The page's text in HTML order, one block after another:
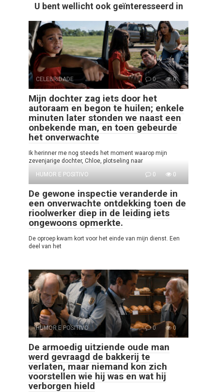
U bent wellicht ook geïnteresseerd in
CELEBRIDADE 0 0
Mijn dochter zag iets door het
autoraam en begon te huilen; enkele
minuten later stonden we naast een
onbekende man, en toen gebeurde
het onverwachte
Ik herinner me nog steeds het moment waarop mijn
zevenjarige dochter, Chloe, plotseling naar
HUMOR E POSITIVO
0 0
De gewone inspectie veranderde in
een onverwachte ontdekking toen de
rioolwerker diep in de leiding iets
ongewoons opmerkte.
De oproep kwam kort voor het einde van mijn dienst. Een
deel van het
HUMOR E POSITIVO 0 0
De armoedig uitziende oude man
werd gevraagd de bakkerij te
verlaten, maar niemand kon zich
voorstellen wie hij was en wat hij
verborgen hield